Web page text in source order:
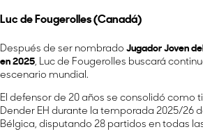
Luc de Fougerolles (Canadá)
Después de ser nombrado Jugador Joven
en 2025, Luc de Fougerolles buscará
escenario mundial.
El defensor de 20 años se consolidó como
Dender EH durante la temporada 2025/26
Bélgica, disputando 28 partidos en todas